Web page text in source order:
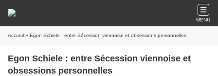
MENU
Accueil » Egon Schiele : entre Sécession viennoise et obsessions personnelles
Egon Schiele : entre Sécession viennoise et
obsessions personnelles